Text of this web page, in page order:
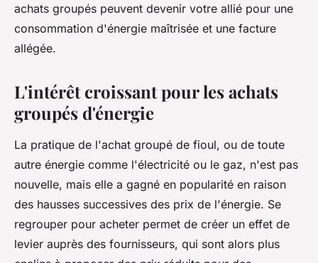
achats groupés peuvent devenir votre allié pour une
consommation d'énergie maîtrisée et une facture
allégée.
L'intérêt croissant pour les achats
groupés d'énergie
La pratique de l'achat groupé de fioul, ou de toute
autre énergie comme l'électricité ou le gaz, n'est pas
nouvelle, mais elle a gagné en popularité en raison
des hausses successives des prix de l'énergie. Se
regrouper pour acheter permet de créer un effet de
levier auprès des fournisseurs, qui sont alors plus